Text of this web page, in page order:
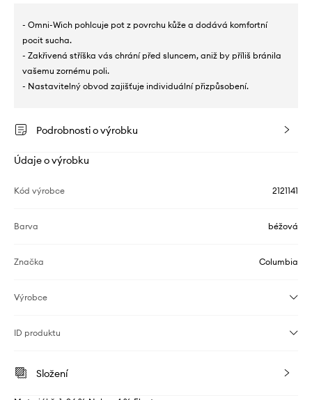
- Omni-Wich pohlcuje pot z povrchu kůže a dodává komfortní
pocit sucha.
- Zakřivená stříška vás chrání před sluncem, aniž by příliš bránila
vašemu zornému poli.
- Nastavitelný obvod zajišťuje individuální přizpůsobení.
Podrobnosti o výrobku
Údaje o výrobku
Kód výrobce 2121141
Barva béžová
Značka Columbia
Výrobce
ID produktu
Složení